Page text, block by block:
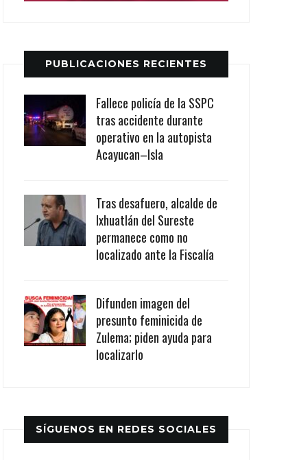
PUBLICACIONES RECIENTES
Fallece policía de la SSPC
tras accidente durante
operativo en la autopista
Acayucan–Isla
Tras desafuero, alcalde de
Ixhuatlán del Sureste
permanece como no
localizado ante la Fiscalía
Difunden imagen del
presunto feminicida de
Zulema; piden ayuda para
localizarlo
SÍGUENOS EN REDES SOCIALES